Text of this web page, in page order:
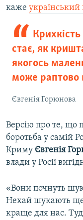
каже український
стає, як
якогось
може раптово
Євгенія Горюнова
Версію про те, що
боротьба у самій
Криму Євгенія
влади у Росії
«Вони почнуть
Нехай шукають
краще для нас.